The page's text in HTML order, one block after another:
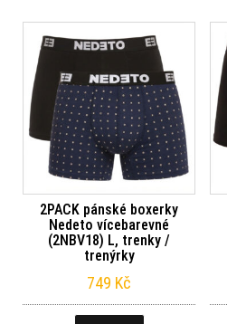
2PACK pánské boxerky
Nedeto vícebarevné
(2NBV18) L, trenky /
trenýrky
749 Kč